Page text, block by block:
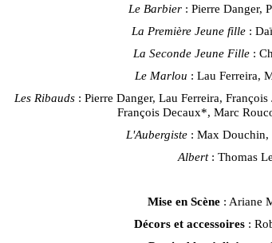
Le Barbier : Pierre Danger,
La Première Jeune fille:
La Seconde Jeune Fille :
Le Marlou : Lau Ferreira,
Les Ribauds : Pierre Danger, Lau Ferreira,
François Decaux*, Marc
L'Aubergiste : Max
Albert: Thomas
Mise en Scène: Ariane
Décors et accessoires: